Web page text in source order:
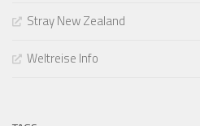
Stray New Zealand
Weltreise Info